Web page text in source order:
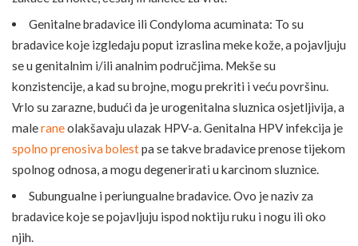
Genitalne bradavice ili Condyloma acuminata: To su
bradavice koje izgledaju poput izraslina meke kože, a pojavljuju
se u genitalnim i/ili analnim područjima. Mekše su
konzistencije, a kad su brojne, mogu prekriti i veću površinu.
Vrlo su zarazne, budući da je urogenitalna sluznica osjetljivija, a
maleraneolakšavaju ulazak HPV-a. Genitalna HPV infekcija je
spolno prenosiva bolestpa se takve bradavice prenose tijekom
spolnog odnosa, a mogu degenerirati u karcinom sluznice.
Subungualne i periungualne bradavice. Ovo je naziv za
bradavice koje se pojavljuju ispod noktiju ruku i nogu ili oko
njih.